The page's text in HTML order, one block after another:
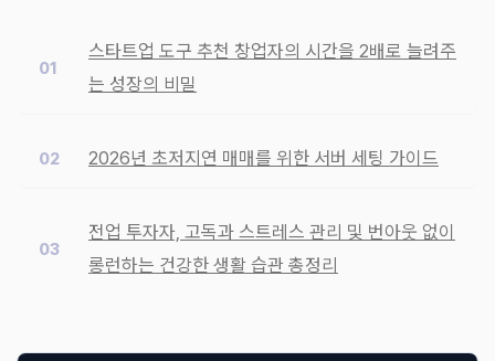
스타트업 도구 추천 창업자의 시간을 2배로 늘려주
는 성장의 비밀
2026년 초저지연 매매를 위한 서버 세팅 가이드
전업 투자자, 고독과 스트레스 관리 및 번아웃 없이
롱런하는 건강한 생활 습관 총정리